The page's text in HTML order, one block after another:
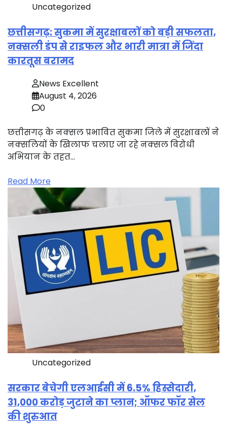
Uncategorized
छत्तीसगढ़: सुकमा में सुरक्षाबलों को बड़ी सफलता,
नक्सली डंप से राइफल और भारी मात्रा में जिंदा
कारतूस बरामद
News Excellent
August 4, 2026
0
छत्तीसगढ़ के नक्सल प्रभावित सुकमा जिले में सुरक्षाबलों ने
नक्सलियों के खिलाफ चलाए जा रहे नक्सल विरोधी
अभियान के तहत…
Read More
Uncategorized
सरकार बेचेगी एलआईसी में 6.5% हिस्सेदारी,
31,000 करोड़ जुटाने का प्लान; ऑफर फॉर सेल
की शुरुआत